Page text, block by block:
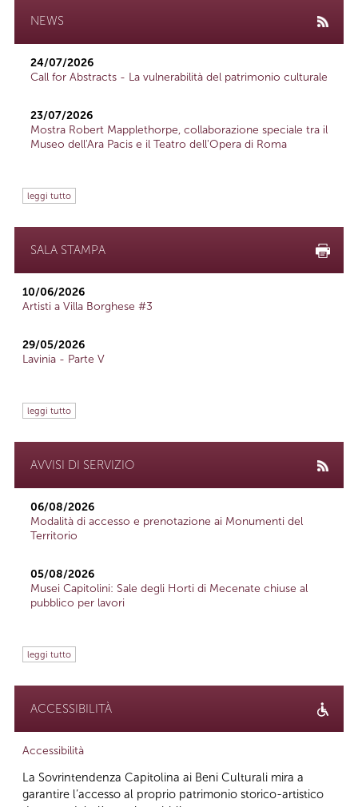
NEWS
24/07/2026
Call for Abstracts - La vulnerabilità del patrimonio culturale
23/07/2026
Mostra Robert Mapplethorpe, collaborazione speciale tra il
Museo dell'Ara Pacis e il Teatro dell'Opera di Roma
leggi tutto
SALA STAMPA
10/06/2026
Artisti a Villa Borghese #3
29/05/2026
Lavinia - Parte V
leggi tutto
AVVISI DI SERVIZIO
06/08/2026
Modalità di accesso e prenotazione ai Monumenti del
Territorio
05/08/2026
Musei Capitolini: Sale degli Horti di Mecenate chiuse al
pubblico per lavori
leggi tutto
ACCESSIBILITÀ
Accessibilità
La Sovrintendenza Capitolina ai Beni Culturali mira a
garantire l’accesso al proprio patrimonio storico-artistico